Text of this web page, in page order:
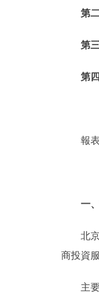
第二
第三
第四
報表
一
北京市
商投資
主